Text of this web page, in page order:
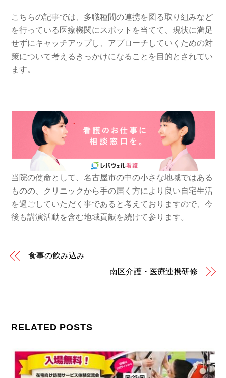
こちらの記事では、多職種間の連携を図る取り組みなど
を行っている医療機関にスポットを当てて、現状に満足
せずにキャッチアップし、アプローチしていくための対
策について考えるきっかけになることを目的とされてい
ます。
当院の使命として、名古屋市の中の小さな地域ではある
ものの、クリニックから手の届く方により良い自宅生活
を過ごしていただく事であると考えておりますので、今
後も講演活動を含む地域貢献を続けて参ります。
食事の飲み込み
南区介護・医療連携研修
RELATED POSTS